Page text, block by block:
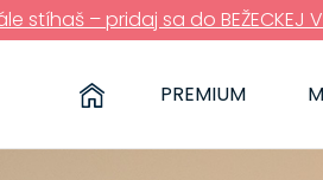
stíhaš – pridaj sa do BEŽECKEJ
PREMIUM